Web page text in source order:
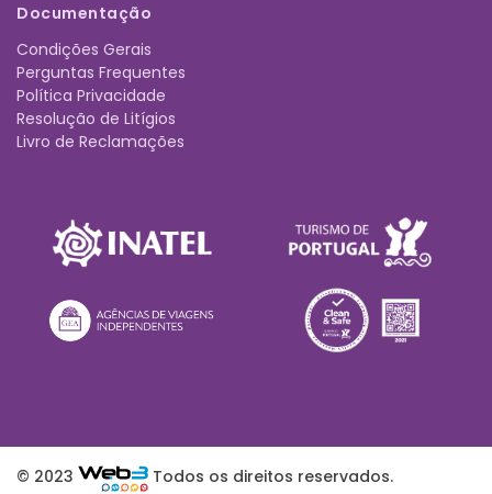
Documentação
Condições Gerais
Perguntas Frequentes
Política Privacidade
Resolução de Litígios
Livro de Reclamações
© 2023 Todos os direitos reservados.